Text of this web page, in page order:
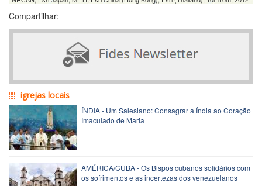
Compartilhar:
igrejas locais
ÍNDIA - Um Salesiano: Consagrar a Índia ao Coração
Imaculado de Maria
AMÉRICA/CUBA - Os Bispos cubanos solidários com
os sofrimentos e as incertezas dos venezuelanos